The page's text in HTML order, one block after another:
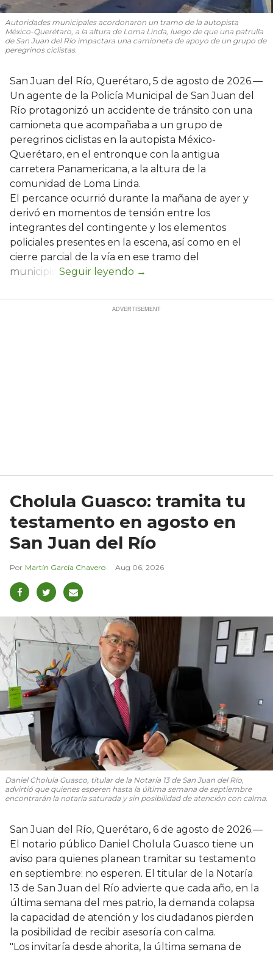
Autoridades municipales acordonaron un tramo de la autopista
México-Querétaro, a la altura de Loma Linda, luego de que una patrulla
de San Juan del Río impactara una camioneta de apoyo de un grupo de
peregrinos ciclistas.
San Juan del Río, Querétaro, 5 de agosto de 2026.—
Un agente de la Policía Municipal de San Juan del
Río protagonizó un accidente de tránsito con una
camioneta que acompañaba a un grupo de
peregrinos ciclistas en la autopista México-
Querétaro, en el entronque con la antigua
carretera Panamericana, a la altura de la
comunidad de Loma Linda.
El percance ocurrió durante la mañana de ayer y
derivó en momentos de tensión entre los
integrantes del contingente y los elementos
policiales presentes en la escena, así como en el
cierre parcial de la vía en ese tramo del
municipio.
Cholula Guasco: tramita tu
testamento en agosto en
San Juan del Río
Martín García Chavero Aug 06, 2026
Daniel Cholula Guasco, titular de la Notaría 13 de San Juan del Río,
advirtió que quienes esperen hasta la última semana de septiembre
encontrarán la notaría saturada y sin posibilidad de atención con calma.
San Juan del Río, Querétaro, 6 de agosto de 2026.—
El notario público Daniel Cholula Guasco tiene un
aviso para quienes planean tramitar su testamento
en septiembre: no esperen. El titular de la Notaría
13 de San Juan del Río advierte que cada año, en la
última semana del mes patrio, la demanda colapsa
la capacidad de atención y los ciudadanos pierden
la posibilidad de recibir asesoría con calma.
"Los invitaría desde ahorita, la última semana de